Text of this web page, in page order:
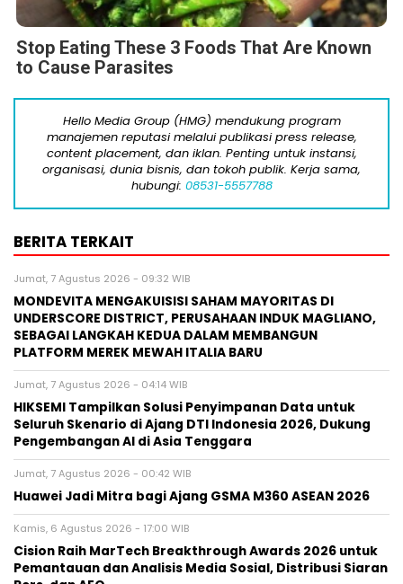
Stop Eating These 3 Foods That Are Known
to Cause Parasites
Hello Media Group (HMG) mendukung program
manajemen reputasi melalui publikasi press release,
content placement, dan iklan. Penting untuk instansi,
organisasi, dunia bisnis, dan tokoh publik. Kerja sama,
hubungi: 08531-5557788
BERITA TERKAIT
Jumat, 7 Agustus 2026 - 09:32 WIB
MONDEVITA MENGAKUISISI SAHAM MAYORITAS DI
UNDERSCORE DISTRICT, PERUSAHAAN INDUK MAGLIANO,
SEBAGAI LANGKAH KEDUA DALAM MEMBANGUN
PLATFORM MEREK MEWAH ITALIA BARU
Jumat, 7 Agustus 2026 - 04:14 WIB
HIKSEMI Tampilkan Solusi Penyimpanan Data untuk
Seluruh Skenario di Ajang DTI Indonesia 2026, Dukung
Pengembangan AI di Asia Tenggara
Jumat, 7 Agustus 2026 - 00:42 WIB
Huawei Jadi Mitra bagi Ajang GSMA M360 ASEAN 2026
Kamis, 6 Agustus 2026 - 17:00 WIB
Cision Raih MarTech Breakthrough Awards 2026 untuk
Pemantauan dan Analisis Media Sosial, Distribusi Siaran